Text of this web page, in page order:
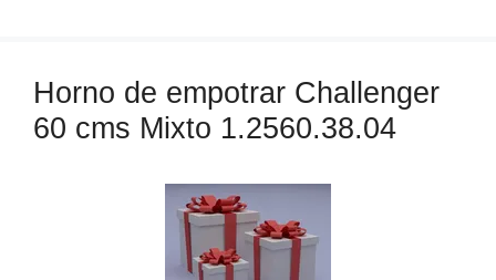
r
í
Horno de empotrar Challenger
60 cms Mixto 1.2560.38.04